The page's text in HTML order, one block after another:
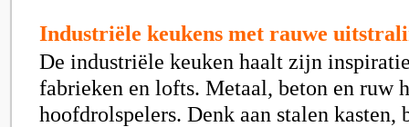
Industriële keukens met rauwe
De industriële keuken haalt zijn
fabrieken en lofts. Metaal, beton en ruw
hoofdrolspelers. Denk aan stalen kasten,